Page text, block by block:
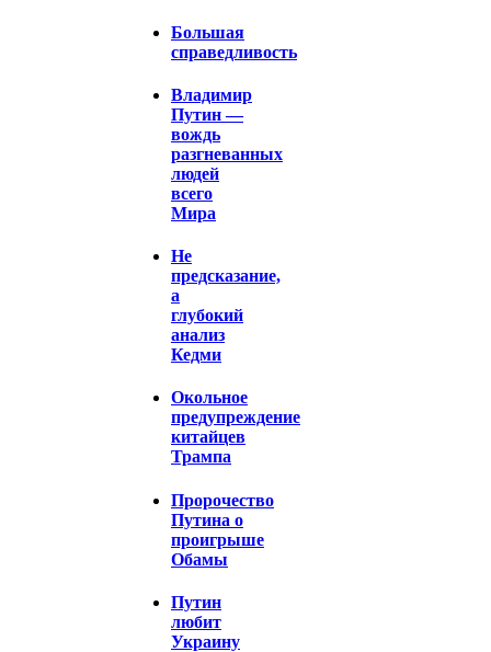
Большая
справедливость
Владимир
Путин —
вождь
разгневанных
людей
всего
Мира
Не
предсказание,
а
глубокий
анализ
Кедми
Окольное
предупреждение
китайцев
Трампа
Пророчество
Путина о
проигрыше
Обамы
Путин
любит
Украину